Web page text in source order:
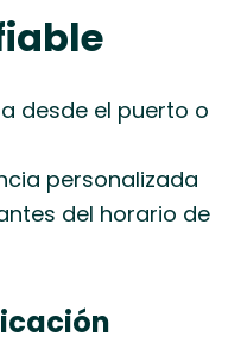
desde el puerto o
personalizada
del horario de